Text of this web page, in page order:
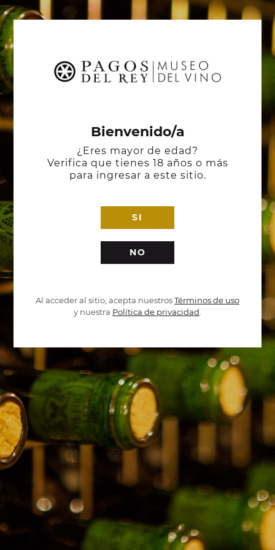
Bienvenido/a
¿Eres mayor de edad?
Verifica que tienes 18 años o más
para ingresar a este sitio.
SI
NO
Al acceder al sitio, acepta nuestrosTérminos de uso
y nuestra Política de privacidad